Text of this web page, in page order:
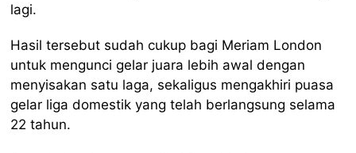
lagi.
Hasil tersebut sudah cukup bagi Meriam London
untuk mengunci gelar juara lebih awal dengan
menyisakan satu laga, sekaligus mengakhiri puasa
gelar liga domestik yang telah berlangsung selama
22 tahun.